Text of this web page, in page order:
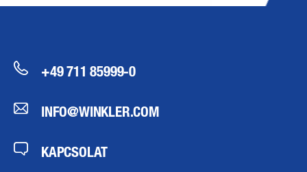
+49 711 85999-0
INFO@WINKLER.COM
KAPCSOLAT